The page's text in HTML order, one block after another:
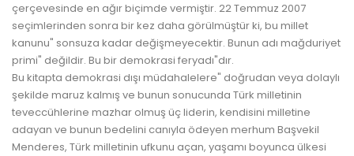
çerçevesinde en ağır biçimde vermiştir. 22 Temmuz 2007
seçimlerinden sonra bir kez daha görülmüştür ki, bu millet
kanunu" sonsuza kadar değişmeyecektir. Bunun adı mağduriyet
primi" değildir. Bu bir demokrasi feryadı"dır.
Bu kitapta demokrasi dışı müdahalelere" doğrudan veya dolaylı
şekilde maruz kalmış ve bunun sonucunda Türk milletinin
teveccühlerine mazhar olmuş üç liderin, kendisini milletine
adayan ve bunun bedelini canıyla ödeyen merhum Başvekil
Menderes, Türk milletinin ufkunu açan, yaşamı boyunca ülkesi